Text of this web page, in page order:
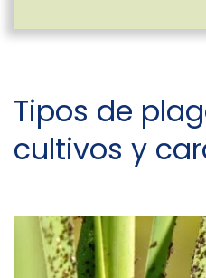
Tipos de
cultivos y